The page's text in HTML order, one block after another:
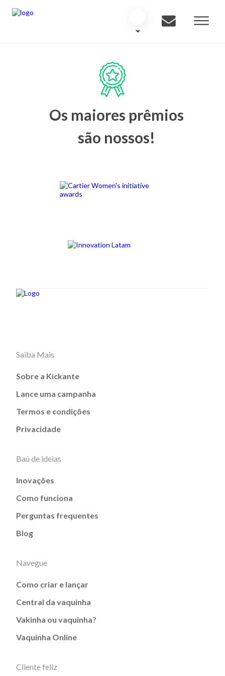
Os maiores prêmios
são nossos!
Saiba Mais
Sobre a Kickante
Lance uma campanha
Termos e condições
Privacidade
Baú de ideias
Inovações
Como funciona
Perguntas frequentes
Blog
Navegue
Como criar e lançar
Central da vaquinha
Vakinha ou vaquinha?
Vaquinha Online
Cliente feliz